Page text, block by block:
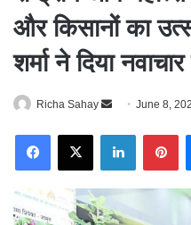
और किसानों का
शर्मा ने दिया
Richa Sahay
n
d
a
n
June 8,
X